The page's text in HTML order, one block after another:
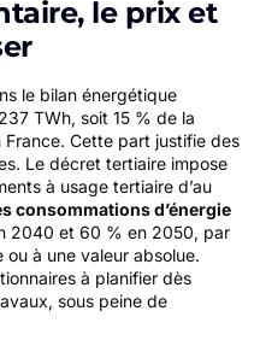
le prix et
le bilan énergétique
TWh, soit 15 % de la
France. Cette part justifie des
Le décret tertiaire impose
à usage tertiaire d’au
consommations d’énergie
2040 et 60 % en 2050, par
à une valeur absolue.
à planifier dès
sous peine de